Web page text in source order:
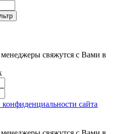
свяжутся с Вами в
сайта